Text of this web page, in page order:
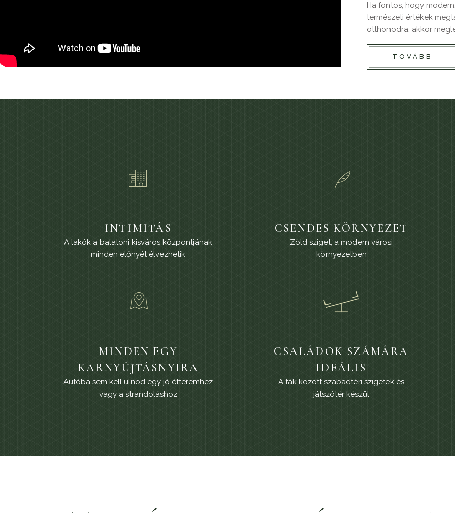
Ha fontos, hogy
természeti értékek
otthonodra, akkor
TOVÁBB
INTIMITÁS
A lakók a balatoni kisváros központjának
minden előnyét élvezhetik
CSENDES KÖRNYEZET
Zöld sziget, a modern városi
környezetben
MINDEN EGY
KARNYÚJTÁSNYIRA
Autóba sem kell ülnöd egy jó étteremhez
vagy a strandoláshoz
CSALÁDOK SZÁMÁRA
IDEÁLIS
A fák között szabadtéri szigetek és
játszótér készül